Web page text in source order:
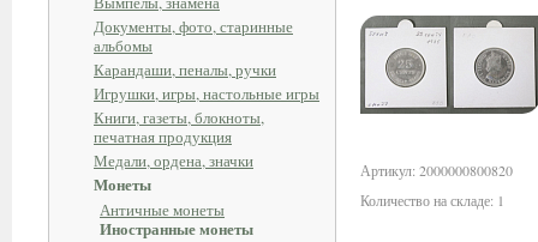
Документы, фото, старинные
альбомы
Карандаши, пеналы, ручки
Игрушки, игры, настольные игры
Книги, газеты, блокноты,
печатная продукция
Медали, ордена, значки
Монеты
Античные монеты
Иностранные монеты
Артикул: 2000000800820
Количество на складе: 1